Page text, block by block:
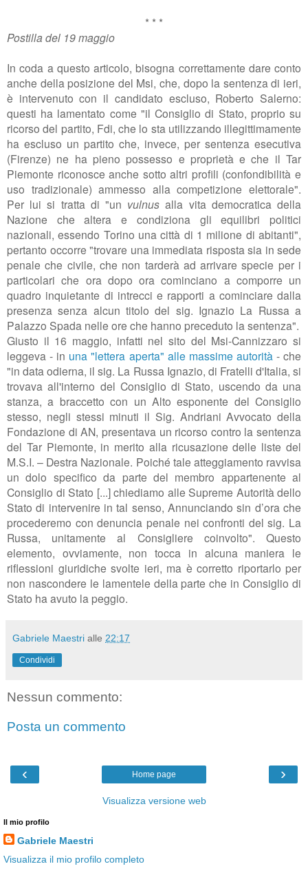
* * *
Postilla del 19 maggio
In coda a questo articolo, bisogna correttamente dare conto
anche della posizione del Msi, che, dopo la sentenza di ieri,
è intervenuto con il candidato escluso, Roberto Salerno:
questi ha lamentato come "il Consiglio di Stato, proprio su
ricorso del partito, Fdi, che lo sta utilizzando illegittimamente
ha escluso un partito che, invece, per sentenza esecutiva
(Firenze) ne ha pieno possesso e proprietà e che il Tar
Piemonte riconosce anche sotto altri profili (confondibilità e
uso tradizionale) ammesso alla competizione elettorale".
Per lui si tratta di "un vulnus alla vita democratica della
Nazione che altera e condiziona gli equilibri politici
nazionali, essendo Torino una città di 1 milione di abitanti",
pertanto occorre "trovare una immediata risposta sia in sede
penale che civile, che non tarderà ad arrivare specie per i
particolari che ora dopo ora cominciano a comporre un
quadro inquietante di intrecci e rapporti a cominciare dalla
presenza senza alcun titolo del sig. Ignazio La Russa a
Palazzo Spada nelle ore che hanno preceduto la sentenza".
Giusto il 16 maggio, infatti nel sito del Msi-Cannizzaro si
leggeva - in una "lettera aperta" alle massime autorità- che
"in data odierna, il sig. La Russa Ignazio, di Fratelli d'Italia, si
trovava all'interno del Consiglio di Stato, uscendo da una
stanza, a braccetto con un Alto esponente del Consiglio
stesso, negli stessi minuti il Sig. Andriani Avvocato della
Fondazione di AN, presentava un ricorso contro la sentenza
del Tar Piemonte, in merito alla ricusazione delle liste del
M.S.I. – Destra Nazionale. Poiché tale atteggiamento ravvisa
un dolo specifico da parte del membro appartenente al
Consiglio di Stato [...] chiediamo alle Supreme Autorità dello
Stato di intervenire in tal senso, Annunciando sin d’ora che
procederemo con denuncia penale nei confronti del sig. La
Russa, unitamente al Consigliere coinvolto". Questo
elemento, ovviamente, non tocca in alcuna maniera le
riflessioni giuridiche svolte ieri, ma è corretto riportarlo per
non nascondere le lamentele della parte che in Consiglio di
Stato ha avuto la peggio.
Gabriele Maestri alle 22:17
Condividi
Nessun commento:
Posta un commento
‹ ›
Home page
Visualizza versione web
Il mio profilo
Gabriele Maestri
Visualizza il mio profilo completo